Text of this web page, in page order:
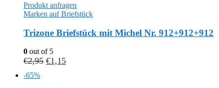
Produkt anfragen
Marken auf Briefstück
Trizone Briefstück mit Michel Nr. 912+912+912
0 out of 5
€2,95 €1,15
-65%